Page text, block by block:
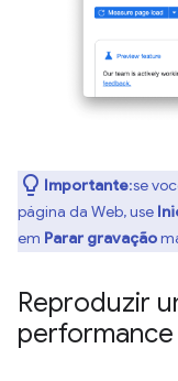
Importante:se
página da Web, use
em Parar gravação
Reproduzir
performance